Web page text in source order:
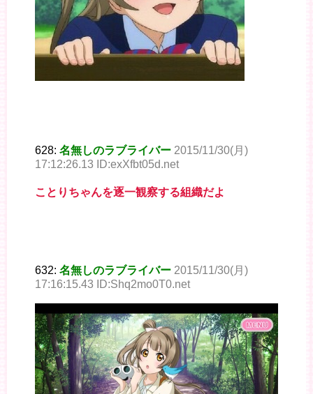
628: 名無しのラブライバー 2015/11/30(月)
17:12:26.13 ID:exXfbt05d.net
ことりちゃんを逐一観察する組織だよ
632: 名無しのラブライバー 2015/11/30(月)
17:16:15.43 ID:Shq2mo0T0.net